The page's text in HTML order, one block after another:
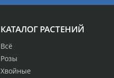
КАТАЛОГ РАСТЕНИЙ
Всё
Розы
Хвойные